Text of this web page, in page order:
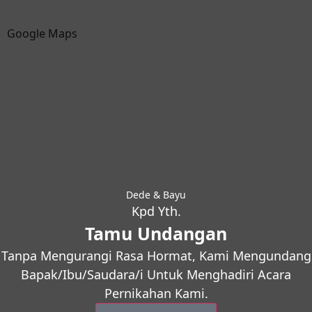
Dede & Bayu
Kpd Yth.
Tamu Undangan
Tanpa Mengurangi Rasa Hormat, Kami Mengundang
Bapak/Ibu/Saudara/i Untuk Menghadiri Acara
Pernikahan Kami.
Google Maps